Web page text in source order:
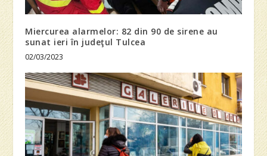
Miercurea alarmelor: 82 din 90 de sirene au
sunat ieri în judeţul Tulcea
02/03/2023